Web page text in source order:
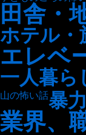
田舎・
ホテル・
エレベ
一人暮ら
山の怖い話暴
業界、